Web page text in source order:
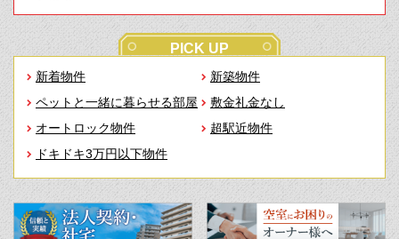
PICK UP
新着物件
新築物件
ペットと一緒に暮らせる部屋
敷金礼金なし
オートロック物件
超駅近物件
ドキドキ3万円以下物件